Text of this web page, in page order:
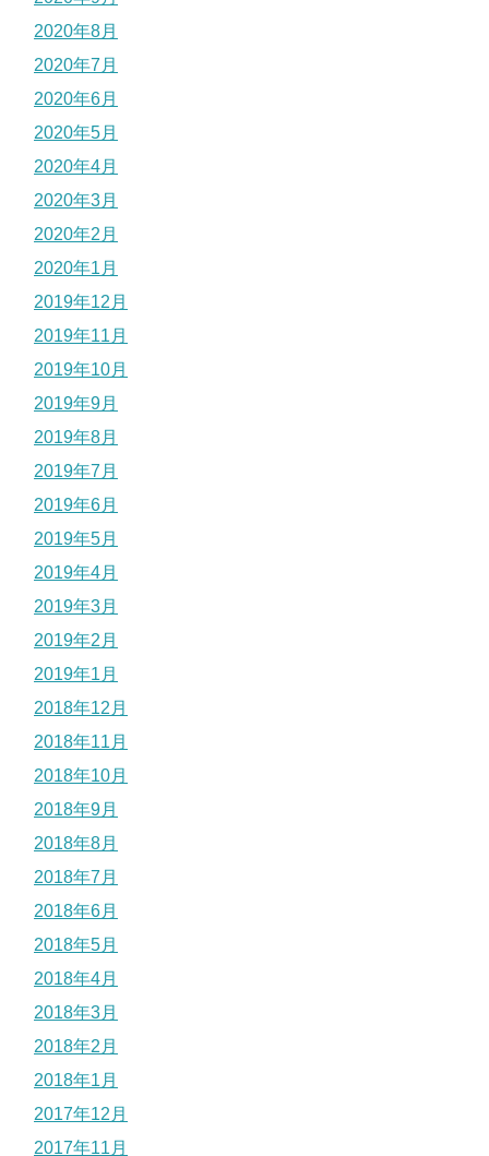
2020年8月
2020年7月
2020年6月
2020年5月
2020年4月
2020年3月
2020年2月
2020年1月
2019年12月
2019年11月
2019年10月
2019年9月
2019年8月
2019年7月
2019年6月
2019年5月
2019年4月
2019年3月
2019年2月
2019年1月
2018年12月
2018年11月
2018年10月
2018年9月
2018年8月
2018年7月
2018年6月
2018年5月
2018年4月
2018年3月
2018年2月
2018年1月
2017年12月
2017年11月